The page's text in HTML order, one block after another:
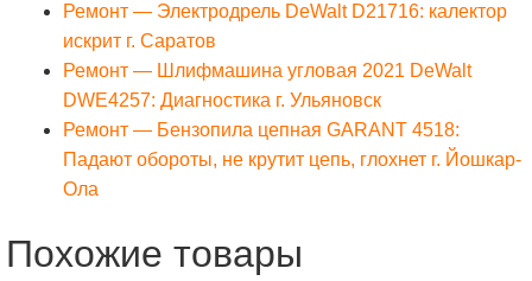
Ремонт — Электродрель DeWalt D21716: калектор
искрит г. Саратов
Ремонт — Шлифмашина угловая 2021 DeWalt
DWE4257: Диагностика г. Ульяновск
Ремонт — Бензопила цепная GARANT 4518:
Падают обороты, не крутит цепь, глохнет г. Йошкар-
Ола
Похожие товары